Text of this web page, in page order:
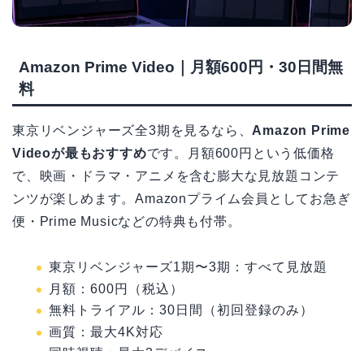
Amazon Prime Video｜月額600円・30日間無
料
東京リベンジャーズ全3期を見るなら、 Amazon Prime
Videoが最もおすすめです。月額600円という低価格
で、映画・ドラマ・アニメを含む膨大な見放題コンテ
ンツが楽しめます。Amazonプライム会員としてお急ぎ
便・Prime Musicなどの特典も付帯。
東京リベンジャーズ1期〜3期：すべて見放題
月額：600円（税込）
無料トライアル：30日間（初回登録のみ）
画質：最大4K対応